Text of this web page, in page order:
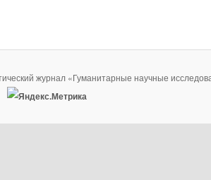
журнал «Гуманитарные научные